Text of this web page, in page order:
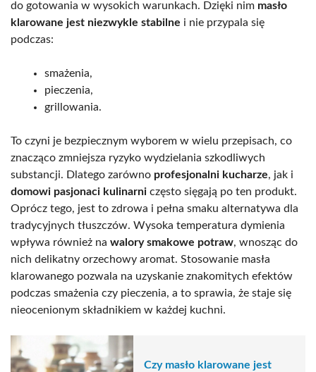
do gotowania w wysokich warunkach. Dzięki nim masło
klarowane jest niezwykle stabilne i nie przypala się
podczas:
smażenia,
pieczenia,
grillowania.
To czyni je bezpiecznym wyborem w wielu przepisach, co
znacząco zmniejsza ryzyko wydzielania szkodliwych
substancji. Dlatego zarówno profesjonalni kucharze, jak i
domowi pasjonaci kulinarni często sięgają po ten produkt.
Oprócz tego, jest to zdrowa i pełna smaku alternatywa dla
tradycyjnych tłuszczów. Wysoka temperatura dymienia
wpływa również na walory smakowe potraw, wnosząc do
nich delikatny orzechowy aromat. Stosowanie masła
klarowanego pozwala na uzyskanie znakomitych efektów
podczas smażenia czy pieczenia, a to sprawia, że staje się
nieocenionym składnikiem w każdej kuchni.
Czy masło klarowane jest